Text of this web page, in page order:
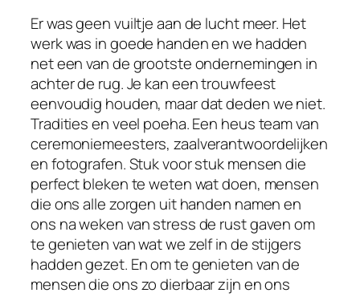
Er was geen vuiltje aan de lucht meer. Het
werk was in goede handen en we hadden
net een van de grootste ondernemingen in
achter de rug. Je kan een trouwfeest
eenvoudig houden, maar dat deden we niet.
Tradities en veel poeha. Een heus team van
ceremoniemeesters, zaalverantwoordelijken
en fotografen. Stuk voor stuk mensen die
perfect bleken te weten wat doen, mensen
die ons alle zorgen uit handen namen en
ons na weken van stress de rust gaven om
te genieten van wat we zelf in de stijgers
hadden gezet. En om te genieten van de
mensen die ons zo dierbaar zijn en ons